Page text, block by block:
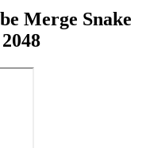
Merge Snake